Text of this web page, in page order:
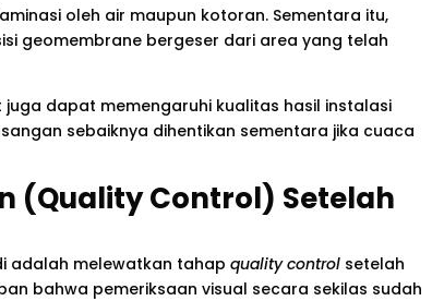
oleh air maupun kotoran. Sementara itu,
geomembrane bergeser dari area yang telah
dapat memengaruhi kualitas hasil instalasi
sebaiknya dihentikan sementara jika cuaca
(Quality Control) Setelah
adalah melewatkan tahapquality control setelah
bahwa pemeriksaan visual secara sekilas sudah